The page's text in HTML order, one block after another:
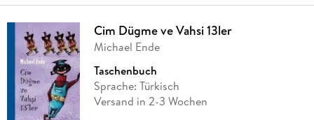
Cim Dügme ve Vahsi 13ler
Michael Ende
Taschenbuch
Sprache: Türkisch
Versand in 2-3 Wochen